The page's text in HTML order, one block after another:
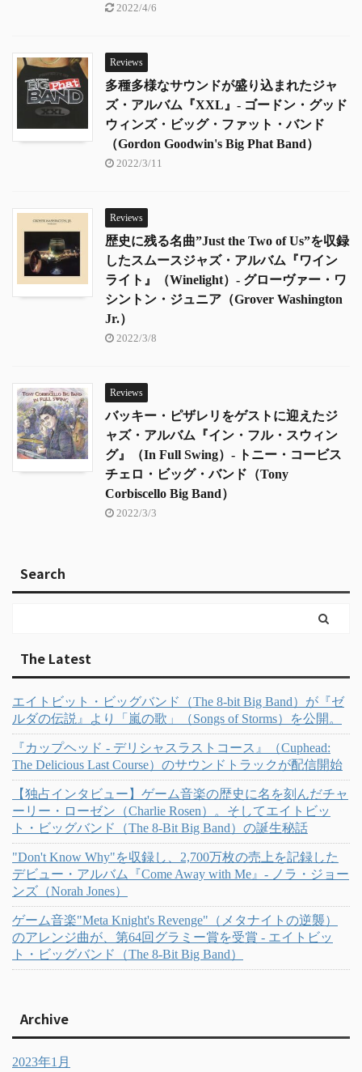
2022/4/6
Reviews
多種多様なサウンドが盛り込まれたジャ
ズ・アルバム『XXL』- ゴードン・グッド
ウィンズ・ビッグ・ファット・バンド
（Gordon Goodwin's Big Phat Band）
2022/3/11
Reviews
歴史に残る名曲”Just the Two of Us”を収録
したスムースジャズ・アルバム『ワイン
ライト』（Winelight）- グローヴァー・ワ
シントン・ジュニア（Grover Washington
Jr.）
2022/3/8
Reviews
バッキー・ピザレリをゲストに迎えたジ
ャズ・アルバム『イン・フル・スウィン
グ』（In Full Swing）- トニー・コービス
チェロ・ビッグ・バンド（Tony
Corbiscello Big Band）
2022/3/3
Search
The Latest
エイトビット・ビッグバンド（The 8-bit Big Band）が『ゼ
ルダの伝説』より「嵐の歌」（Songs of Storms）を公開。
『カップヘッド - デリシャスラストコース』（Cuphead:
The Delicious Last Course）のサウンドトラックが配信開始
【独占インタビュー】ゲーム音楽の歴史に名を刻んだチャ
ーリー・ローゼン（Charlie Rosen）。そしてエイトビッ
ト・ビッグバンド（The 8-Bit Big Band）の誕生秘話
"Don't Know Why"を収録し、2,700万枚の売上を記録した
デビュー・アルバム『Come Away with Me』- ノラ・ジョー
ンズ（Norah Jones）
ゲーム音楽"Meta Knight's Revenge"（メタナイトの逆襲）
のアレンジ曲が、第64回グラミー賞を受賞 - エイトビッ
ト・ビッグバンド（The 8-Bit Big Band）
Archive
2023年1月